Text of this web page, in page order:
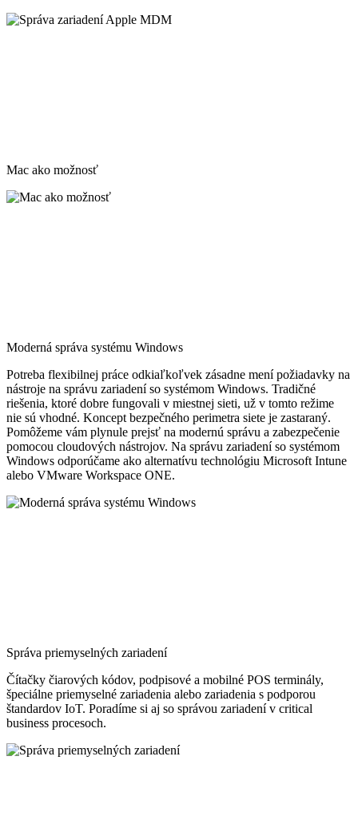
Mac ako možnosť
Moderná správa systému Windows
Potreba flexibilnej práce odkiaľkoľvek zásadne mení požiadavky na
nástroje na správu zariadení so systémom Windows. Tradičné
riešenia, ktoré dobre fungovali v miestnej sieti, už v tomto režime
nie sú vhodné. Koncept bezpečného perimetra siete je zastaraný.
Pomôžeme vám plynule prejsť na modernú správu a zabezpečenie
pomocou cloudových nástrojov. Na správu zariadení so systémom
Windows odporúčame ako alternatívu technológiu Microsoft Intune
alebo VMware Workspace ONE.
Správa priemyselných zariadení
Čítačky čiarových kódov, podpisové a mobilné POS terminály,
špeciálne priemyselné zariadenia alebo zariadenia s podporou
štandardov IoT. Poradíme si aj so správou zariadení v critical
business procesoch.